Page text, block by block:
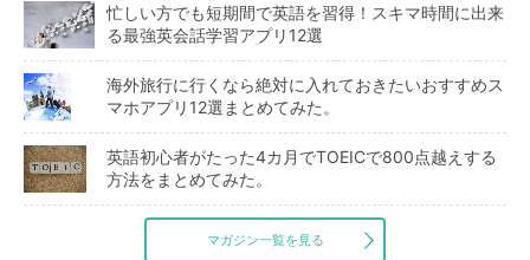
忙しい方でも短期間で英語を習得！スキマ時間に出来
る最強英会話学習アプリ12選
海外旅行に行くなら絶対に入れておきたいおすすめス
マホアプリ12選まとめてみた。
英語初心者がたった4カ月でTOEICで800点越えする
方法をまとめてみた。
マガジン一覧を見る